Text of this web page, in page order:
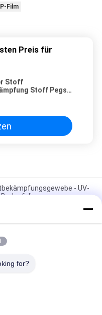
Film
Preis für
Stoff
Stoff Pegs
- UV-
Stoff Pegs
Papiertüte
for?